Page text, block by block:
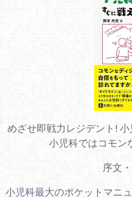
めざせ即戦力レジデント!
小児科ではコモン
序文 ・
小児科最大のポケットマニ